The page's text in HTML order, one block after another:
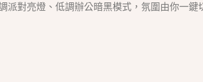
派對亮燈、低調辦公暗黑模式，氛圍由你一鍵